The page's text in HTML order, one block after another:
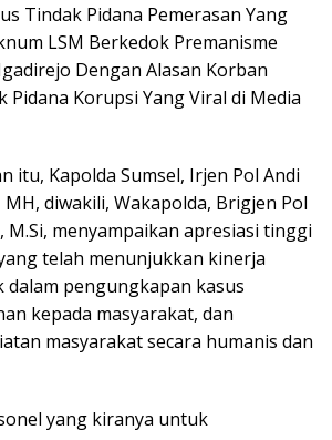
Tindak Pidana Pemerasan Yang
LSM Berkedok Premanisme
Dengan Alasan Korban
Pidana Korupsi Yang Viral di Media
itu, Kapolda Sumsel, Irjen Pol Andi
MH, diwakili, Wakapolda, Brigjen Pol
M.Si, menyampaikan apresiasi tinggi
telah menunjukkan kinerja
pengungkapan kasus
kepada masyarakat, dan
masyarakat secara humanis dan
yang kiranya untuk